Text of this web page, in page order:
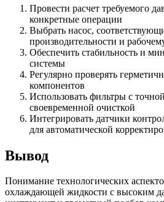
Провести расчет требуемого
конкретные операции
Выбрать насос,
производительности и
Обеспечить стабильность и
системы
Регулярно проверять
компонентов
Использовать фильтры с
своевременной очисткой
Интегрировать датчики
для автоматической
Вывод
Понимание технологических
охлаждающей жидкости с высоким